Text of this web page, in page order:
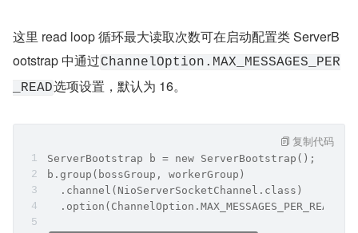
流程中相关置灰的步骤为 Netty 处理连接关闭时的逻
辑，和本文主旨无关，我们这里暂时忽略，等后续笔
者介绍连接关闭时，会单独开一篇文章详细为大家介
从上面这张 Netty 接收网络数据总体流程图可以看出 NioSo
cketChannel 在接收网络数据的整个流程和我们在上篇文章
《Netty如何高效接收网络连接》中介绍的 NioServerSoc
ketChannel 在接收客户端连接时的流程在总体框架上是一